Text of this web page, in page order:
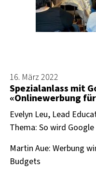
16. März 2022
Spezialanlass mit
«Onlinewerbung für
Evelyn Leu, Lead
Thema: So wird
Martin Aue: Werbung
Budgets